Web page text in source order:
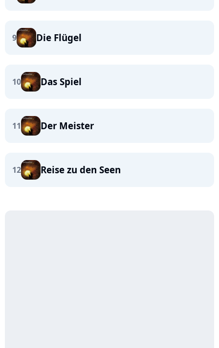
9 Die Flügel
10 Das Spiel
11 Der Meister
12 Reise zu den Seen